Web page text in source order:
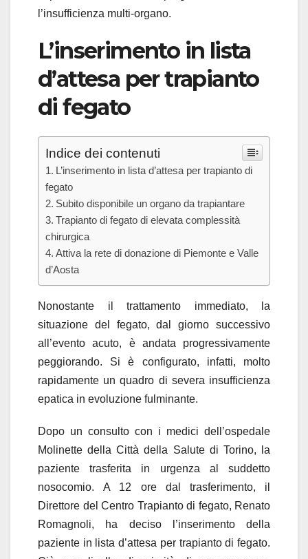
l’insufficienza multi-organo.
L’inserimento in lista
d’attesa per trapianto
di fegato
Indice dei contenuti
L’inserimento in lista d’attesa per trapianto di
fegato
Subito disponibile un organo da trapiantare
Trapianto di fegato di elevata complessità
chirurgica
Attiva la rete di donazione di Piemonte e Valle
d’Aosta
Nonostante il trattamento immediato, la
situazione del fegato, dal giorno successivo
all’evento acuto, è andata progressivamente
peggiorando. Si è configurato, infatti, molto
rapidamente un quadro di severa insufficienza
epatica in evoluzione fulminante.
Dopo un consulto con i medici dell’ospedale
Molinette della Città della Salute di Torino, la
paziente trasferita in urgenza al suddetto
nosocomio. A 12 ore dal trasferimento, il
Direttore del Centro Trapianto di fegato, Renato
Romagnoli, ha deciso l’inserimento della
paziente in lista d’attesa per trapianto di fegato.